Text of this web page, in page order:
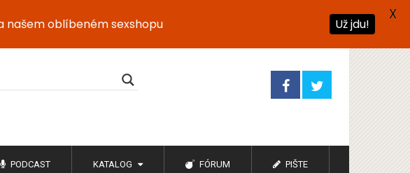
PODCAST KATALOG FÓRUM PIŠTE
našem oblíbeném sexshopu Už jdu!
X